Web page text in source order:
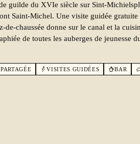
guilde du XVIe siècle sur Sint-
Saint-Michel. Une visite guidée gratuite
chaussée donne sur le canal et la
de toutes les auberges de jeunesse
VISITES GUIDÉES BAR